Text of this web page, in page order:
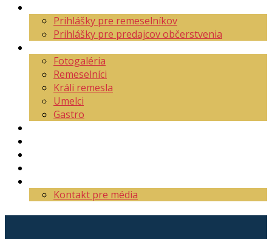
Prihlášky pre remeselníkov
Prihlášky pre predajcov občerstvenia
Fotogaléria
Remeselníci
Králi remesla
Umelci
Gastro
Kontakt pre média